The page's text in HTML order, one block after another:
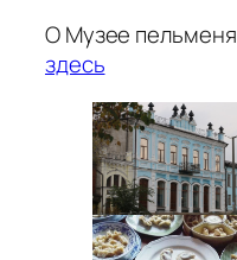
О Музее
здесь